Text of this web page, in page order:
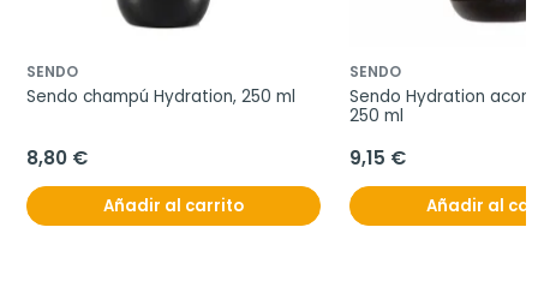
SENDO
Sendo champú Hydration, 250 ml
8,80 €
Añadir al carrito
SENDO
Sendo Hydration
250 ml
9,15 €
Añadir al